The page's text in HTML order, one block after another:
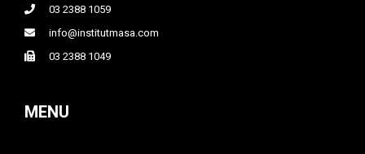
03 2388 1059
info@institutmasa.com
03 2388 1049
MENU